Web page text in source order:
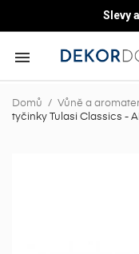
Slevy

Domů Vůně a
tyčinky Tulasi Classics -